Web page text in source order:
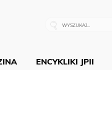
ENCYKLIKI JPII